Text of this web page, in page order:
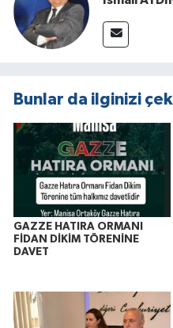
Bunlar da ilginizi
GAZZE HATIRA ORMANI
FİDAN DİKİM TÖRENİNE
DAVET